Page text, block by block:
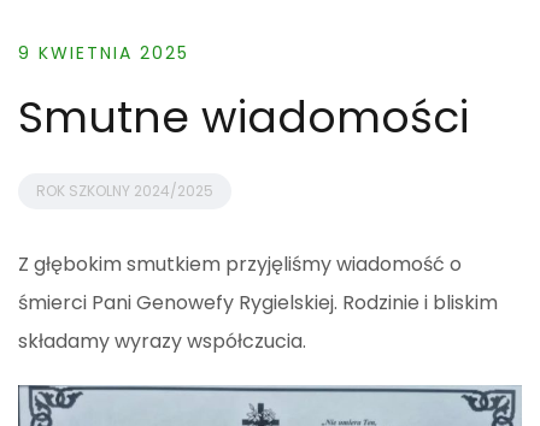
9 KWIETNIA 2025
Smutne wiadomości
ROK SZKOLNY 2024/2025
Z głębokim smutkiem przyjęliśmy wiadomość o
śmierci Pani Genowefy Rygielskiej. Rodzinie i bliskim
składamy wyrazy współczucia.